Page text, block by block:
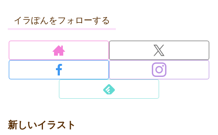
イラぽんをフォローする
新しいイラスト